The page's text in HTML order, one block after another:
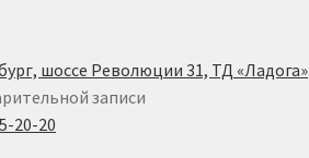
шоссе Революции 31, ТД «Ладога»
записи
20-20